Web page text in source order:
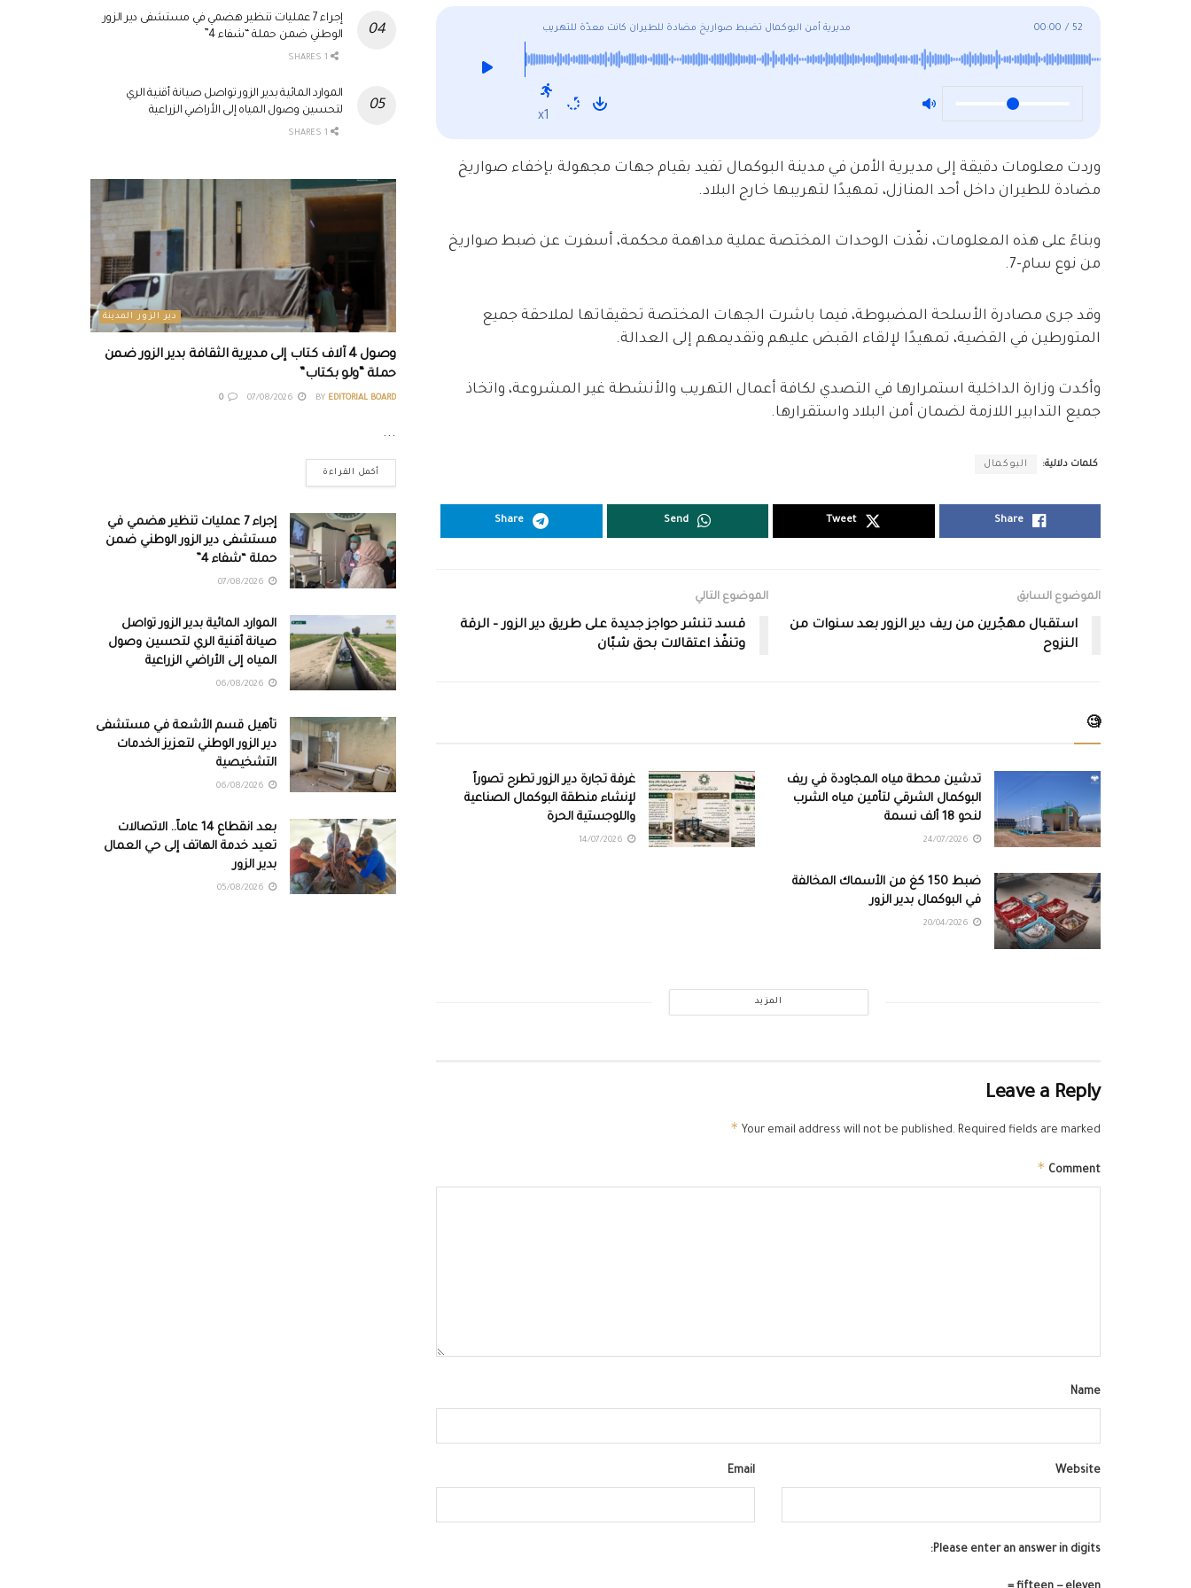
مديرية أمن البوكمال تضبط صواريخ مضادة للطيران كانت معدّة للتهريب 00:00 / 52
x1
وردت معلومات دقيقة إلى مديرية الأمن في مدينة البوكمال تفيد بقيام جهات مجهولة بإخفاء صواريخ
مضادة للطيران داخل أحد المنازل، تمهيدًا لتهريبها خارج البلاد.
وبناءً على هذه المعلومات، نفّذت الوحدات المختصة عملية مداهمة محكمة، أسفرت عن ضبط صواريخ
من نوع سام-7.
وقد جرى مصادرة الأسلحة المضبوطة، فيما باشرت الجهات المختصة تحقيقاتها لملاحقة جميع
المتورطين في القضية، تمهيدًا لإلقاء القبض عليهم وتقديمهم إلى العدالة.
وأكدت وزارة الداخلية استمرارها في التصدي لكافة أعمال التهريب والأنشطة غير المشروعة، واتخاذ
جميع التدابير اللازمة لضمان أمن البلاد واستقرارها.
كلمات دلالية: البوكمال
Share
Tweet
Send
Share
الموضوع السابق
استقبال مهجّرين من ريف دير الزور بعد سنوات من
النزوح
الموضوع التالي
قسد تنشر حواجز جديدة على طريق دير الزور – الرقة
وتنفّذ اعتقالات بحق شبّان
🧐
تدشين محطة مياه المجاودة في ريف
البوكمال الشرقي لتأمين مياه الشرب
لنحو 18 ألف نسمة
غرفة تجارة دير الزور تطرح تصوراً
لإنشاء منطقة البوكمال الصناعية
واللوجستية الحرة
ضبط 150 كغ من الأسماك المخالفة
في البوكمال بدير الزور
المزيد
Leave a Reply
Your email address will not be published. Required fields are marked
*
Comment
*
Name
Email Website
Please enter an answer in digits:
إجراء 7 عمليات تنظير هضمي في مستشفى دير الزور
الوطني ضمن حملة “شفاء 4”
الموارد المائية بدير الزور تواصل صيانة أقنية الري
لتحسين وصول المياه إلى الأراضي الزراعية
دير الزور المدينة
وصول 4 آلاف كتاب إلى مديرية الثقافة بدير الزور ضمن
حملة “ولو بكتاب”
BY EDITORIAL BOARD
0
...
أكمل القراءة
إجراء 7 عمليات تنظير هضمي في
مستشفى دير الزور الوطني ضمن
حملة “شفاء 4”
الموارد المائية بدير الزور تواصل
صيانة أقنية الري لتحسين وصول
المياه إلى الأراضي الزراعية
تأهيل قسم الأشعة في مستشفى
دير الزور الوطني لتعزيز الخدمات
التشخيصية
بعد انقطاع 14 عاماً.. الاتصالات
تعيد خدمة الهاتف إلى حي العمال
بدير الزور